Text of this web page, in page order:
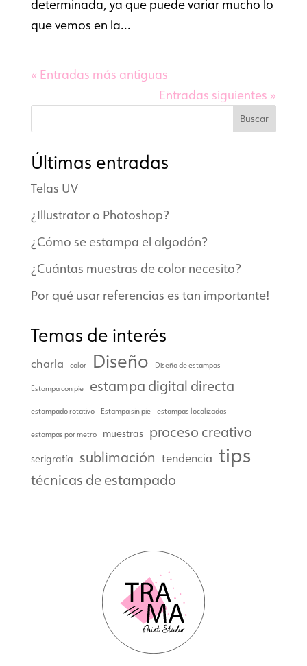
determinada, ya que puede variar mucho lo
que vemos en la...
« Entradas más antiguas
Entradas siguientes »
Buscar
Últimas entradas
Telas UV
¿Illustrator o Photoshop?
¿Cómo se estampa el algodón?
¿Cuántas muestras de color necesito?
Por qué usar referencias es tan importante!
Temas de interés
charla color Diseño Diseño de estampas
Estampa con pie estampa digital directa
estampado rotativo Estampa sin pie estampas localizadas
estampas por metro muestras proceso creativo
serigrafía sublimación tendencia tips
técnicas de estampado